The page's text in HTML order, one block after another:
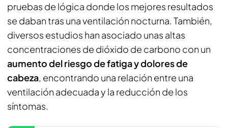
pruebas de lógica donde los mejores resultados
se daban tras una ventilación nocturna. También,
diversos estudios han asociado unas altas
concentraciones de dióxido de carbono con un
aumento del riesgo de fatiga y dolores de
cabeza, encontrando una relación entre una
ventilación adecuada y la reducción de los
síntomas.